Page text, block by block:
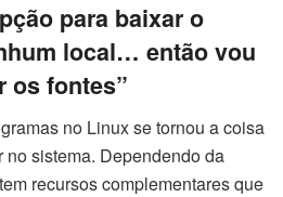
para baixar o
local… então vou
os fontes”
no Linux se tornou a coisa
no sistema. Dependendo da
recursos complementares que